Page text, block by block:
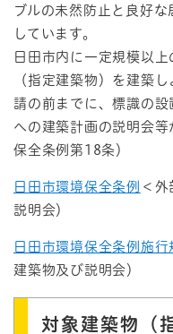
ブルの未然防止と良好
しています。
日田市内に一定規模以
（指定建築物）を建築
請の前までに、標識の
への建築計画の説明会
保全条例第18条）
日田市環境保全条例 ＜外
説明会）
日田市環境保全条例施行
建築物及び説明会）
対象建築物（